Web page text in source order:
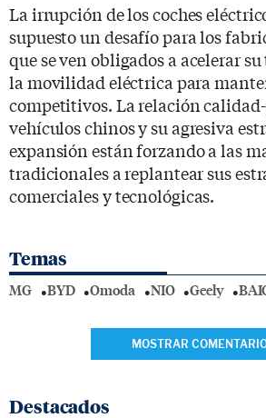
La irrupción de los coches
supuesto un desafío para los
que se ven obligados a acelerar
la movilidad eléctrica para
competitivos. La relación
vehículos chinos y su agresiva
expansión están forzando a las
tradicionales a replantear sus
comerciales y tecnológicas.
Temas
MG BYD Omoda NIO Geely
MOSTRAR
Destacados